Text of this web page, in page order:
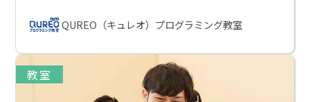
QUREO（キュレオ）プログラミング教室
教室